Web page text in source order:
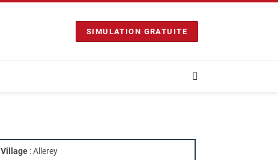
SIMULATION GRATUITE
Village : Allerey